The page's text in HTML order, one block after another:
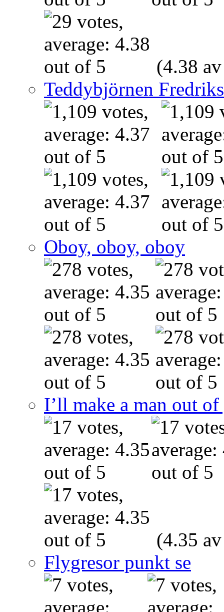
(4.38
Teddybjörnen
Oboy, oboy, oboy
I’ll make a man out
(4.35
Flygresor punkt se